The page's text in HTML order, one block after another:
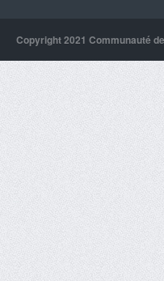
Copyright 2021 Communauté